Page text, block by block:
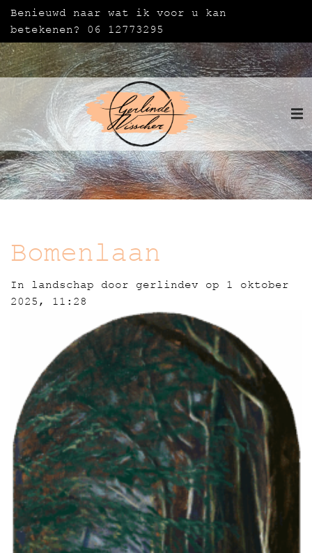
Benieuwd naar wat ik voor u kan
betekenen? 06 12773295
Bomenlaan
In landschap door gerlindev op 1 oktober
2025, 11:28